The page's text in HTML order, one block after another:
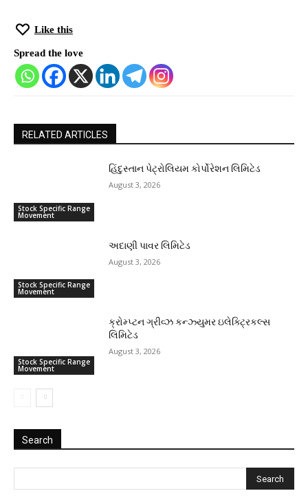
Like this
Spread the love
RELATED ARTICLES
Stock Specific Range
Movement
હિંદુસ્તાન પેટ્રોલિયમ કોર્પોરેશન લિમિટેડ
August 3, 2026
Stock Specific Range
Movement
અદાણી પાવર લિમિટેડ
August 3, 2026
Stock Specific Range
Movement
ક્રોમ્પ્ટન ગ્રીવ્ઝ કન્ઝ્યુમર ઇલેક્ટ્રિકલ્સ
લિમિટેડ
August 3, 2026
Search